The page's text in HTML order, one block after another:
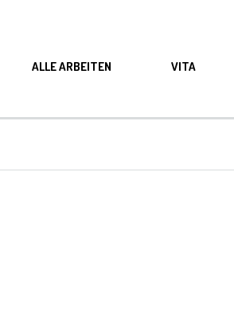
ALLE ARBEITEN VITA